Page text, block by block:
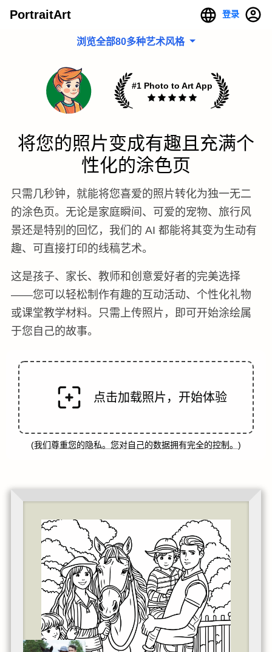
PortraitArt 登录
浏览全部80多种艺术风格
#1 Photo to Art App
将您的照片变成有趣且充满个
性化的涂色页
只需几秒钟，就能将您喜爱的照片转化为独一无二
的涂色页。无论是家庭瞬间、可爱的宠物、旅行风
景还是特别的回忆，我们的 AI 都能将其变为生动有
趣、可直接打印的线稿艺术。
这是孩子、家长、教师和创意爱好者的完美选择
——您可以轻松制作有趣的互动活动、个性化礼物
或课堂教学材料。只需上传照片，即可开始涂绘属
于您自己的故事。
点击加载照片，开始体验
(我们尊重您的隐私。您对自己的数据拥有完全的控制。 )